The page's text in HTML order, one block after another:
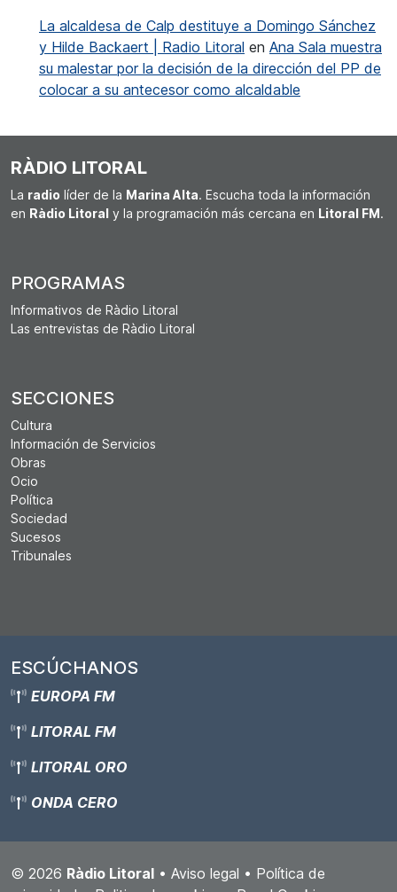
La alcaldesa de Calp destituye a Domingo Sánchez
y Hilde Backaert | Radio Litoral en Ana Sala muestra
su malestar por la decisión de la dirección del PP de
colocar a su antecesor como alcaldable
RÀDIO LITORAL
La radio líder de la Marina Alta. Escucha toda la información
en Ràdio Litoral y la programación más cercana en Litoral FM.
PROGRAMAS
Informativos de Ràdio Litoral
Las entrevistas de Ràdio Litoral
SECCIONES
Cultura
Información de Servicios
Obras
Ocio
Política
Sociedad
Sucesos
Tribunales
ESCÚCHANOS
EUROPA FM
LITORAL FM
LITORAL ORO
ONDA CERO
© 2026 Ràdio Litoral • Aviso legal • Política de